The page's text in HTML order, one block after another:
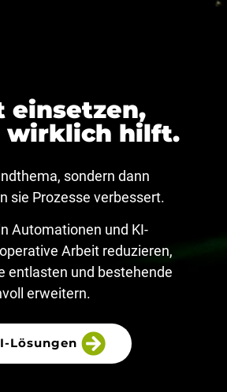
einsetzen,
wirklich hilft.
sondern dann
sie Prozesse verbessert.
Automationen und KI-
Arbeit reduzieren,
entlasten und bestehende
erweitern.
Lösungen